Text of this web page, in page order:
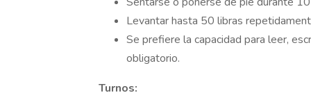
Levantar hasta 50 libras
Se prefiere la capacidad para leer,
obligatorio.
Turnos: